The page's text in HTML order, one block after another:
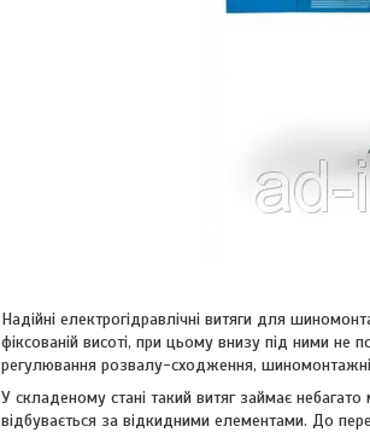
Надійні електрогідравлічні витяги для
фіксованій висоті, при цьому внизу під ними не
регулювання розвалу-сходження,
У складеному стані такий витяг займає
відбувається за відкидними елементами. До